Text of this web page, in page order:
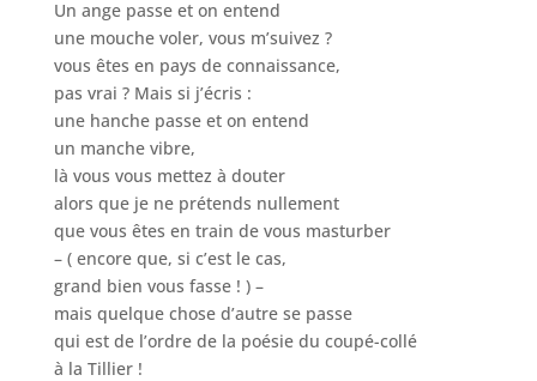
Un ange passe et on entend
une mouche voler, vous m’suivez ?
vous êtes en pays de connaissance,
pas vrai ? Mais si j’écris :
une hanche passe et on entend
un manche vibre,
là vous vous mettez à douter
alors que je ne prétends nullement
que vous êtes en train de vous masturber
– ( encore que, si c’est le cas,
grand bien vous fasse ! ) –
mais quelque chose d’autre se passe
qui est de l’ordre de la poésie du coupé-collé
à la Tillier !